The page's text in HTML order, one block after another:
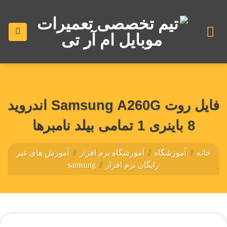
محتوا
فایل روت Samsung A260G اندروید
8 باینری 1 تمامی بیلد نامبرها
خانه / آموزشگاه / آموزشگاه نرم افزار / آموزش های غیر
رایگان نرم افزار
/
samsung